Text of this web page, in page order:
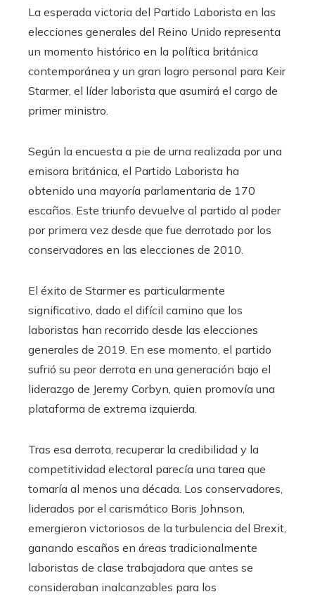
La esperada victoria del Partido Laborista en las
elecciones generales del Reino Unido representa
un momento histórico en la política británica
contemporánea y un gran logro personal para Keir
Starmer, el líder laborista que asumirá el cargo de
primer ministro.
Según la encuesta a pie de urna realizada por una
emisora británica, el Partido Laborista ha
obtenido una mayoría parlamentaria de 170
escaños. Este triunfo devuelve al partido al poder
por primera vez desde que fue derrotado por los
conservadores en las elecciones de 2010.
El éxito de Starmer es particularmente
significativo, dado el difícil camino que los
laboristas han recorrido desde las elecciones
generales de 2019. En ese momento, el partido
sufrió su peor derrota en una generación bajo el
liderazgo de Jeremy Corbyn, quien promovía una
plataforma de extrema izquierda.
Tras esa derrota, recuperar la credibilidad y la
competitividad electoral parecía una tarea que
tomaría al menos una década. Los conservadores,
liderados por el carismático Boris Johnson,
emergieron victoriosos de la turbulencia del Brexit,
ganando escaños en áreas tradicionalmente
laboristas de clase trabajadora que antes se
consideraban inalcanzables para los